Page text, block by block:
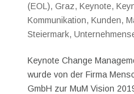
(EOL), Graz, Keynote,
Kommunikation, Kunden,
Steiermark,
Keynote Change
wurde von der Firma
GmbH zur MuM Vision